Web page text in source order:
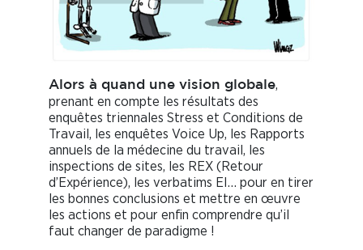
Alors à quand une vision globale,
prenant en compte les résultats des
enquêtes triennales Stress et Conditions de
Travail, les enquêtes Voice Up, les Rapports
annuels de la médecine du travail, les
inspections de sites, les REX (Retour
d’Expérience), les verbatims EI… pour en tirer
les bonnes conclusions et mettre en œuvre
les actions et pour enfin comprendre qu’il
faut changer de paradigme !